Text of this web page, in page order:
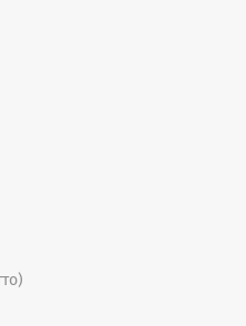
клеевые сепараторы по
снижает
начальному
меньшего
объем воздуха.
сжигания на